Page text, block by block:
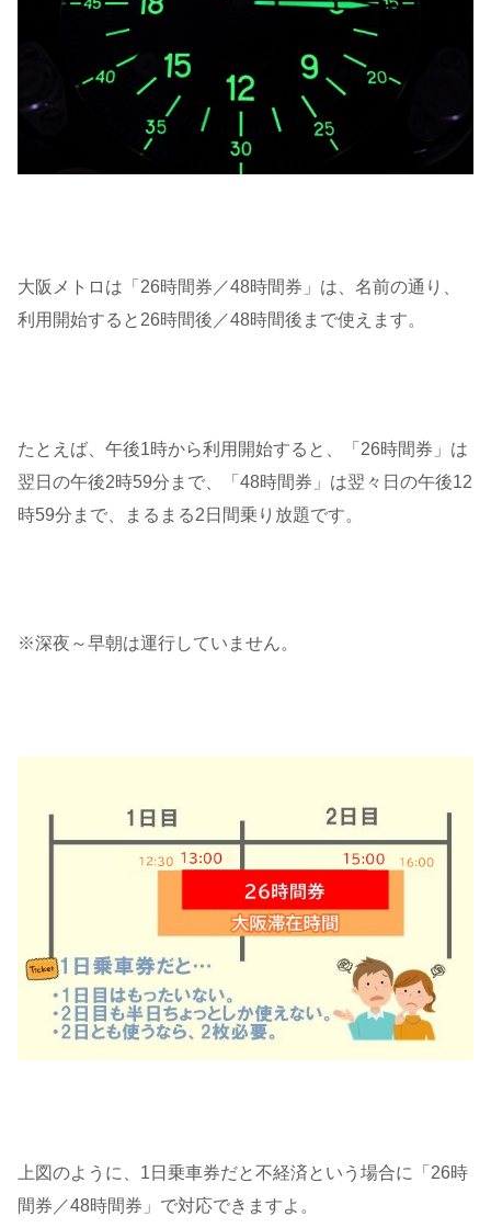
大阪メトロは「26時間券／48時間券」は、名前の通り、
利用開始すると26時間後／48時間後まで使えます。
たとえば、午後1時から利用開始すると、「26時間券」は
翌日の午後2時59分まで、「48時間券」は翌々日の午後12
時59分まで、まるまる2日間乗り放題です。
※深夜～早朝は運行していません。
上図のように、1日乗車券だと不経済という場合に「26時
間券／48時間券」で対応できますよ。